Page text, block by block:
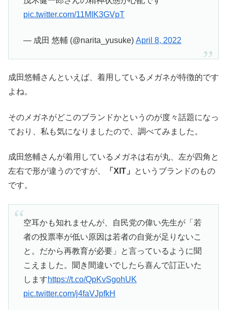
pic.twitter.com/11MIK3GVpT
— 成田 悠輔 (@narita_yusuke) April 8, 2022
成田悠輔さんといえば、着用しているメガネが特徴的です
よね。
そのメガネがどこのブランドかというのが度々話題になっ
ており、私も気になりましたので、調べてみました。
成田悠輔さんが着用しているメガネは右が丸、左が四角と
左右で形が違うのですが、
「XIT」
というブランドのもの
です。
空耳かも知れませんが、自民党の偉い先生が「若
者の投票率が低い原因は若者の自覚が足りないこ
と。だから再教育が必要」と言っているように聞
こえました。聞き間違いでしたら喜んで訂正いた
しますhttps://t.co/QpKvSgohUK
pic.twitter.com/j4faVJpfkH